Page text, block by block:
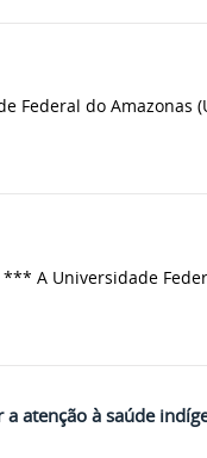
Federal do Amazonas
A Universidade
atenção à saúde